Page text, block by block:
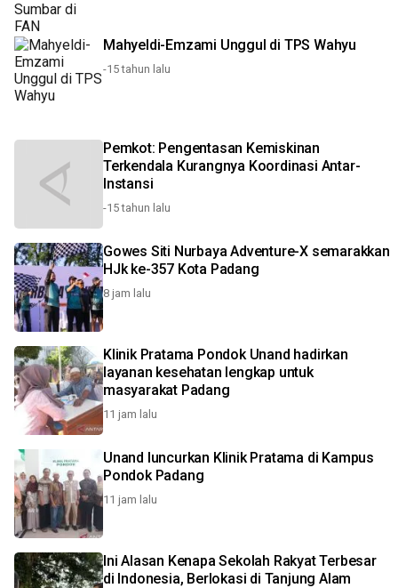
Mahyeldi-Emzami Unggul di TPS Wahyu
-15 tahun lalu
Pemkot: Pengentasan Kemiskinan
Terkendala Kurangnya Koordinasi Antar-
Instansi
-15 tahun lalu
Gowes Siti Nurbaya Adventure-X semarakkan
HJk ke-357 Kota Padang
8 jam lalu
Klinik Pratama Pondok Unand hadirkan
layanan kesehatan lengkap untuk
masyarakat Padang
11 jam lalu
Unand luncurkan Klinik Pratama di Kampus
Pondok Padang
11 jam lalu
Ini Alasan Kenapa Sekolah Rakyat Terbesar
di Indonesia, Berlokasi di Tanjung Alam